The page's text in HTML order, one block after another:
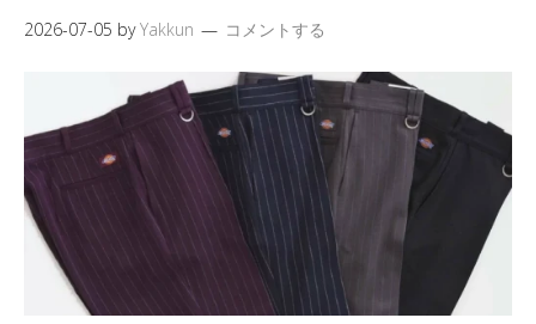
2026-07-05 byYakkun コメントする